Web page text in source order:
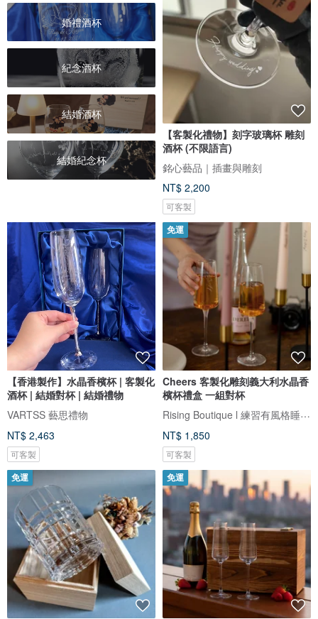
婚禮酒杯
紀念酒杯
結婚酒杯
結婚紀念杯
【客製化禮物】刻字玻璃杯 雕刻
酒杯 (不限語言)
銘心藝品｜插畫與雕刻
NT$ 2,200
可客製
【香港製作】水晶香檳杯 | 客製化
酒杯 | 結婚對杯 | 結婚禮物
VARTSS 藝思禮物
NT$ 2,463
可客製
免運
Cheers 客製化雕刻義大利水晶香
檳杯禮盒 一組對杯
Rising Boutique l 練習有風格睡衣設計
NT$ 1,850
可客製
免運 免運